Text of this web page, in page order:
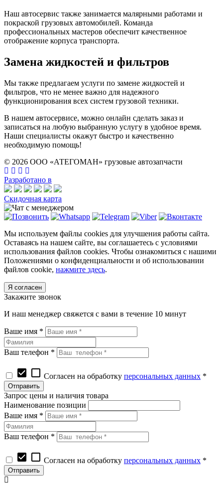
Наш автосервис также занимается малярными работами и
покраской грузовых автомобилей. Команда
профессиональных мастеров обеспечит качественное
отображение корпуса транспорта.
Замена жидкостей и фильтров
Мы также предлагаем услуги по замене жидкостей и
фильтров, что не менее важно для надежного
функционирования всех систем грузовой техники.
В нашем автосервисе, можно онлайн сделать заказ и
записаться на любую выбранную услугу в удобное время.
Наши специалисты окажут быстро и качественно
необходимую помощь!
© 2026 ООО «АТЕГОМАН» грузовые автозапчасти
Разработано в
Скидочная карта
Мы используем файлы cookies для улучшения работы сайта.
Оставаясь на нашем сайте, вы соглашаетесь с условиями
использования файлов cookies. Чтобы ознакомиться с нашими
Положениями о конфиденциальности и об использовании
файлов cookie, нажмите здесь.
Я согласен
Закажите звонок
И наш менеджер свяжется с вами в течение 10 минут
Ваше имя *
Ваш телефон *
check_box check_box_outline_blank Согласен на обработку персональных данных *
Запрос цены и наличия товара
Наименование позиции
Ваше имя *
Ваш телефон *
check_box check_box_outline_blank Согласен на обработку персональных данных *